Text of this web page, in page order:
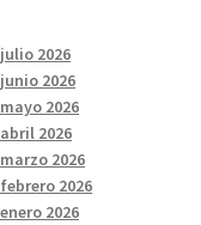
julio 2026
junio 2026
mayo 2026
abril 2026
marzo 2026
febrero 2026
enero 2026